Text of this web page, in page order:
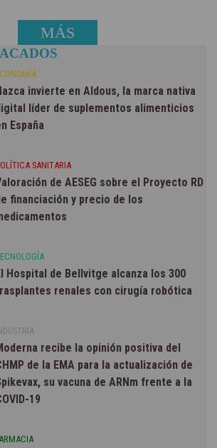
MÁS
NOTICIAS
invierte en Aldous, la marca nativa
líder de suplementos alimenticios
España
SANITARIA
de AESEG sobre el Proyecto RD
financiación y precio de los
Hospital de Bellvitge alcanza los 300
renales con cirugía robótica
recibe la opinión positiva del
de la EMA para la actualización de
su vacuna de ARNm frente a la
19